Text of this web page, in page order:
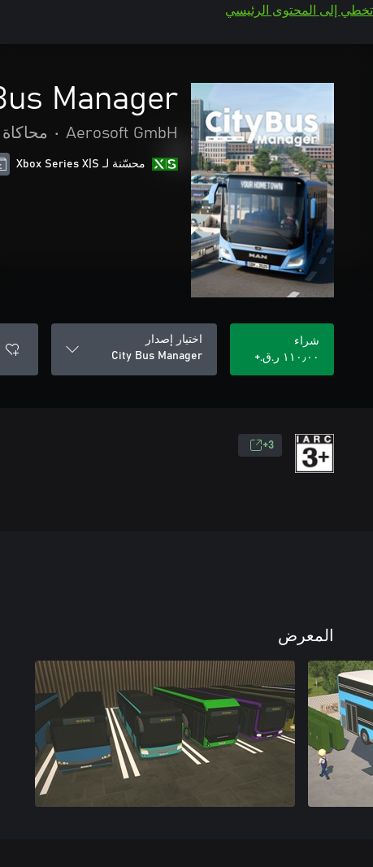
تخطي إلى المحتوى الرئيسي
Manager
Aerosoft GmbH
• محاكاة
محسّنة لـ Xbox Series X|S
شراء
١١٠٫٠٠ ر.ق.‏+
اختيار إصدار
City Bus Manager
3+
المعرض